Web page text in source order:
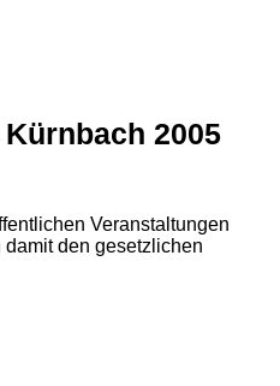
2
2005
Veranstaltungen
den gesetzlichen